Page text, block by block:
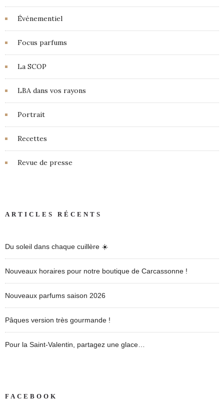
Événementiel
Focus parfums
La SCOP
LBA dans vos rayons
Portrait
Recettes
Revue de presse
ARTICLES RÉCENTS
Du soleil dans chaque cuillère ☀️
Nouveaux horaires pour notre boutique de Carcassonne !
Nouveaux parfums saison 2026
Pâques version très gourmande !
Pour la Saint-Valentin, partagez une glace…
FACEBOOK